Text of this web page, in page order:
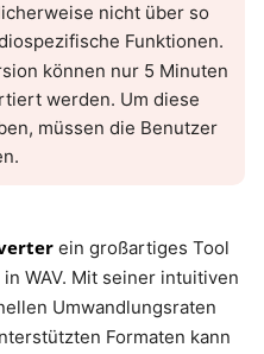
nicht über so
Funktionen.
können nur 5 Minuten
werden. Um diese
müssen die Benutzer
ein großartiges Tool
WAV. Mit seiner intuitiven
Umwandlungsraten
Formaten kann